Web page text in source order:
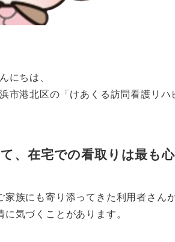
にちは、
市港北区の「けあくる訪問看護リ
、在宅での看取りは最も
家族にも寄り添ってきた利用者さん
気づくことがあります。